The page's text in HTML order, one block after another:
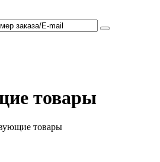
товары
товары